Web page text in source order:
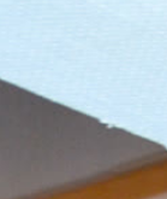
einfach
Gathmann,